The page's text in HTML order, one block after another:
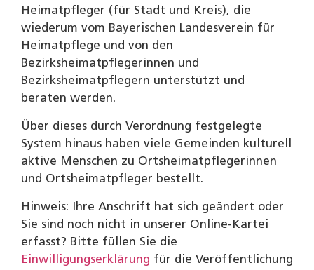
Heimatpfleger (für Stadt und Kreis), die
wiederum vom Bayerischen Landesverein für
Heimatpflege und von den
Bezirksheimatpflegerinnen und
Bezirksheimatpflegern unterstützt und
beraten werden.
Über dieses durch Verordnung festgelegte
System hinaus haben viele Gemeinden kulturell
aktive Menschen zu Ortsheimatpflegerinnen
und Ortsheimatpfleger bestellt.
Hinweis: Ihre Anschrift hat sich geändert oder
Sie sind noch nicht in unserer Online-Kartei
erfasst? Bitte füllen Sie die
Einwilligungserklärung für die Veröffentlichung